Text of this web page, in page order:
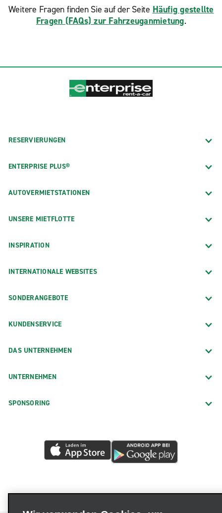
Weitere Fragen finden Sie auf der Seite Häufig gestellte
Fragen (FAQs) zur Fahrzeuganmietung.
RESERVIERUNGEN
ENTERPRISE PLUS®
AUTOVERMIETSTATIONEN
UNSERE MIETFLOTTE
INSPIRATION
INTERNATIONALE WEBSITES
SONDERANGEBOTE
KUNDENSERVICE
DAS UNTERNEHMEN
UNTERNEHMEN
SPONSORING